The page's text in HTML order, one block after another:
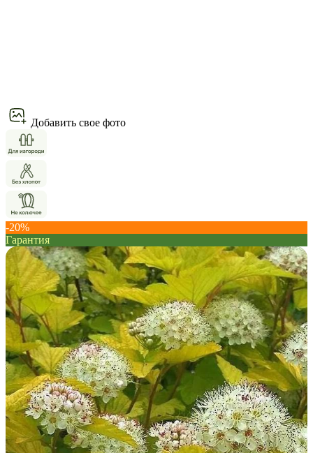
Добавить свое фото
-20%
Гарантия